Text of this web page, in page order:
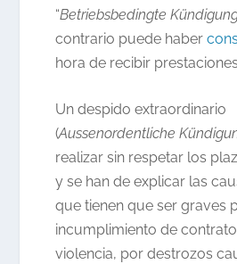
“Betriebsbedingte
contrario puede haber
hora de recibir
Un despido extraordinario
(Aussenordentliche
realizar sin respetar los
y se han de explicar las
que tienen que ser graves
incumplimiento de
violencia, por destrozos